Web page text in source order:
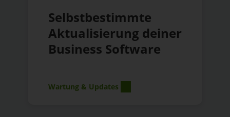
Selbstbestimmte
Aktualisierung deiner
Business Software
Wartung & Updates